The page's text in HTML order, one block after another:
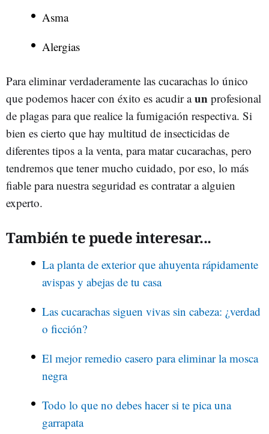
Asma
Alergias
Para eliminar verdaderamente las cucarachas lo único
que podemos hacer con éxito es acudir aun profesional
de plagas para que realice la fumigación respectiva. Si
bien es cierto que hay multitud de insecticidas de
diferentes tipos a la venta, para matar cucarachas, pero
tendremos que tener mucho cuidado, por eso, lo más
fiable para nuestra seguridad es contratar a alguien
experto.
También te puede interesar...
La planta de exterior que ahuyenta rápidamente
avispas y abejas de tu casa
Las cucarachas siguen vivas sin cabeza: ¿verdad
o ficción?
El mejor remedio casero para eliminar la mosca
negra
Todo lo que no debes hacer si te pica una
garrapata